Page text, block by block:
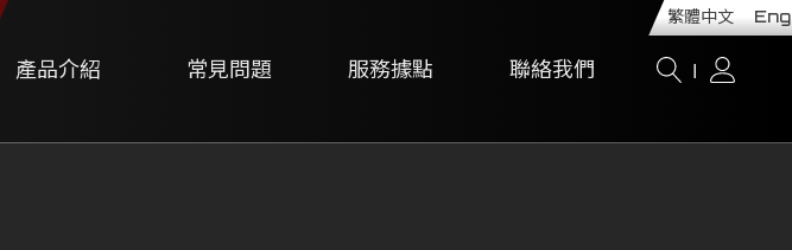
產品介紹 常見問題 服務據點 聯絡我們
繁體中文